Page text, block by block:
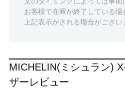
お客様で在庫が終了している場
上記表示がされる場合がござい
MICHELIN(ミシュラン)
ザーレビュー